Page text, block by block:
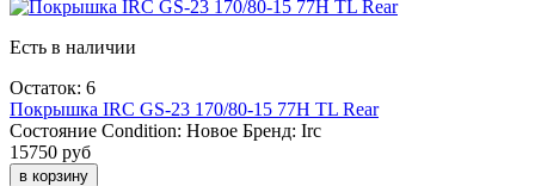
Есть в наличии
Остаток: 6
Покрышка IRC GS-23 170/80-15 77H TL Rear
Состояние Condition: Новое Бренд: Irc
15750 руб
в корзину